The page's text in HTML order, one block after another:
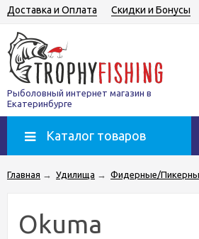
Доставка и Оплата Скидки и Бонусы
Рыболовный интернет магазин в
Екатеринбурге
Каталог товаров
Главная → Удилища → Фидерные/
Okuma